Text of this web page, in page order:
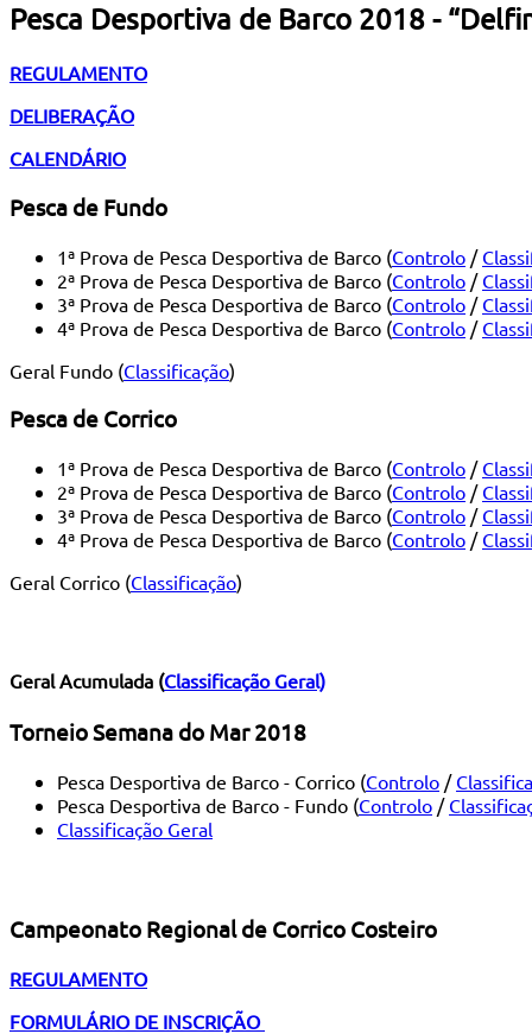
Pesca Desportiva de Barco 2018 -
REGULAMENTO
DELIBERAÇÃO
CALENDÁRIO
Pesca de Fundo
1ª Prova de Pesca Desportiva de Barco (Controlo /
2ª Prova de Pesca Desportiva de Barco (Controlo /
3ª Prova de Pesca Desportiva de Barco (Controlo /
4ª Prova de Pesca Desportiva de Barco (Controlo /
Geral Fundo (Classificação)
Pesca de Corrico
1ª Prova de Pesca Desportiva de Barco (Controlo /
2ª Prova de Pesca Desportiva de Barco (Controlo /
3ª Prova de Pesca Desportiva de Barco (Controlo /
4ª Prova de Pesca Desportiva de Barco (Controlo /
Geral Corrico (Classificação)
Geral Acumulada (Classificação Geral)
Torneio Semana do Mar 2018
Pesca Desportiva de Barco - Corrico (Controlo /
Pesca Desportiva de Barco - Fundo (Controlo /
Classificação Geral
Campeonato Regional de Corrico Costeiro
REGULAMENTO
FORMULÁRIO DE INSCRIÇÃO